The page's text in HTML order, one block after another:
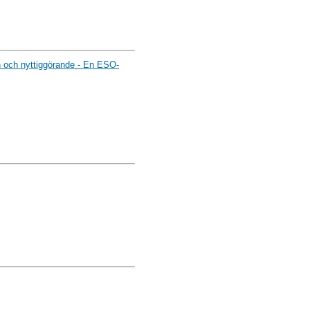
nyttiggörande - En ESO-